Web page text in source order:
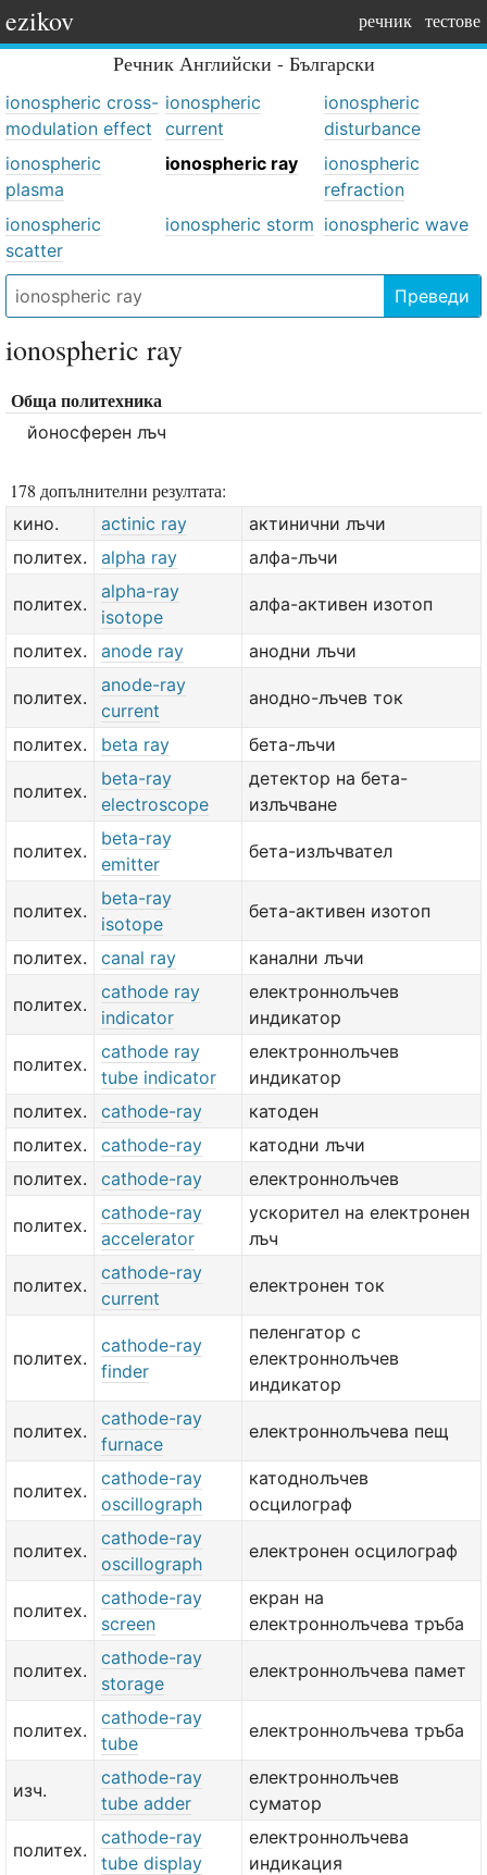
ezikov речник тестове
Речник Английски - Български
ionospheric cross-
modulation effect
ionospheric
current
ionospheric
disturbance
ionospheric
plasma
ionospheric ray
ionospheric
refraction
ionospheric
scatter
ionospheric storm ionospheric wave
Преведи
ionospheric ray
Обща политехника
йоносферен лъч
178 допълнителни резултата:
кино. actinic ray
актинични лъчи
политех.
alpha ray алфа-лъчи
политех.
alpha-ray
isotope
алфа-активен изотоп
политех. anode ray анодни лъчи
политех.
anode-ray
current
анодно-лъчев ток
политех. beta ray бета-лъчи
политех.
beta-ray
electroscope
детектор на бета-
излъчване
политех.
beta-ray
emitter
бета-излъчвател
политех.
beta-ray
isotope
бета-активен изотоп
политех. canal ray канални лъчи
политех.
cathode ray
indicator
електроннолъчев
индикатор
политех.
cathode ray
tube indicator
електроннолъчев
индикатор
политех.
cathode-ray
катоден
политех.
cathode-ray
катодни лъчи
политех.
cathode-ray електроннолъчев
политех.
cathode-ray
accelerator
ускорител на електронен
лъч
политех.
cathode-ray
current
електронен ток
политех.
cathode-ray
finder
пеленгатор с
електроннолъчев
индикатор
политех.
cathode-ray
furnace
електроннолъчева пещ
политех.
cathode-ray
oscillograph
катоднолъчев
осцилограф
политех.
cathode-ray
oscillograph
електронен осцилограф
политех.
cathode-ray
screen
екран на
електроннолъчева тръба
политех.
cathode-ray
storage
електроннолъчева памет
политех.
cathode-ray
tube
електроннолъчева тръба
изч.
cathode-ray
tube adder
електроннолъчев
суматор
политех.
cathode-ray
tube display
електроннолъчева
индикация